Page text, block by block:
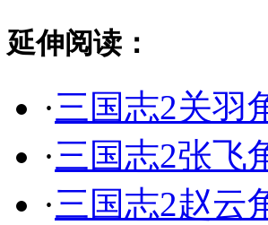
延伸阅读：
·三国志2关羽
·三国志2张飞
·三国志2赵云